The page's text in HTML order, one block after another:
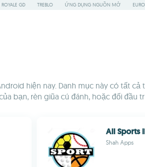
ROYALE GD TREBLO ỨNG DỤNG NGUỒN MỞ
hiện nay. Danh mục này có tất
bạn, rèn giũa cú đánh, hoặc đối
All Sports
Shah Apps